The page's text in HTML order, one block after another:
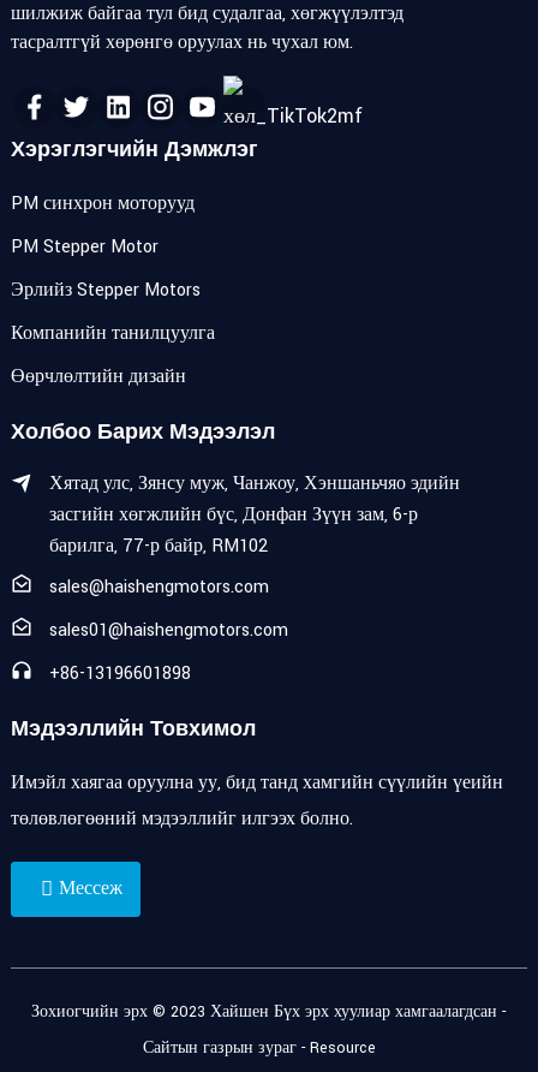
шилжиж байгаа тул бид судалгаа, хөгжүүлэлтэд
тасралтгүй хөрөнгө оруулах нь чухал юм.
Хэрэглэгчийн Дэмжлэг
PM синхрон моторууд
PM Stepper Motor
Эрлийз Stepper Motors
Компанийн танилцуулга
Өөрчлөлтийн дизайн
Холбоо Барих Мэдээлэл
Хятад улс, Зянсу муж, Чанжоу, Хэншаньчяо эдийн
засгийн хөгжлийн бүс, Донфан Зүүн зам, 6-р
барилга, 77-р байр, RM102
sales@haishengmotors.com
sales01@haishengmotors.com
+86-13196601898
Мэдээллийн Товхимол
Имэйл хаягаа оруулна уу, бид танд хамгийн сүүлийн үеийн
төлөвлөгөөний мэдээллийг илгээх болно.
Мессеж
Зохиогчийн эрх © 2023 Хайшен Бүх эрх хуулиар хамгаалагдсан -
Сайтын газрын зураг -Resource